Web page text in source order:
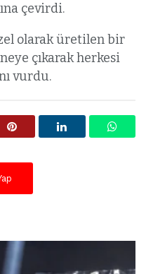
çevirdi.
olarak üretilen bir
çıkarak herkesi
vurdu.